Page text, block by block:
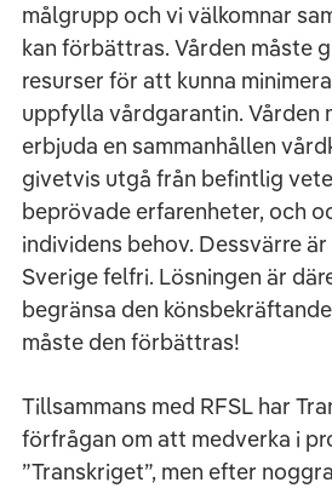
målgrupp och vi välkomnar
kan förbättras. Vården måste
resurser för att kunna
uppfylla vårdgarantin. Vården
erbjuda en sammanhållen
givetvis utgå från befintlig
beprövade erfarenheter, och
individens behov. Dessvärre
Sverige felfri. Lösningen är
begränsa den
måste den förbättras!
Tillsammans med RFSL har
förfrågan om att medverka i
”Transkriget”, men efter